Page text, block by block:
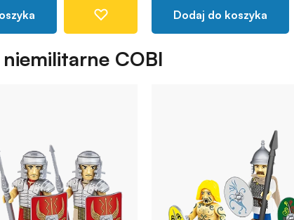
Dodaj do koszyka
COBI